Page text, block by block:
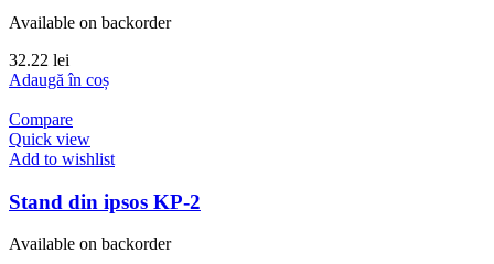
Available on backorder
32.22 lei
Adaugă în coș
Compare
Quick view
Add to wishlist
Stand din ipsos KP-2
Available on backorder